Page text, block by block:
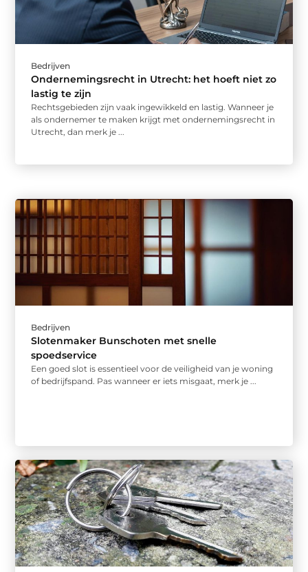
Bedrijven
Ondernemingsrecht in Utrecht: het hoeft niet zo
lastig te zijn
Rechtsgebieden zijn vaak ingewikkeld en lastig. Wanneer je
als ondernemer te maken krijgt met ondernemingsrecht in
Utrecht, dan merk je ...
Bedrijven
Slotenmaker Bunschoten met snelle
spoedservice
Een goed slot is essentieel voor de veiligheid van je woning
of bedrijfspand. Pas wanneer er iets misgaat, merk je ...